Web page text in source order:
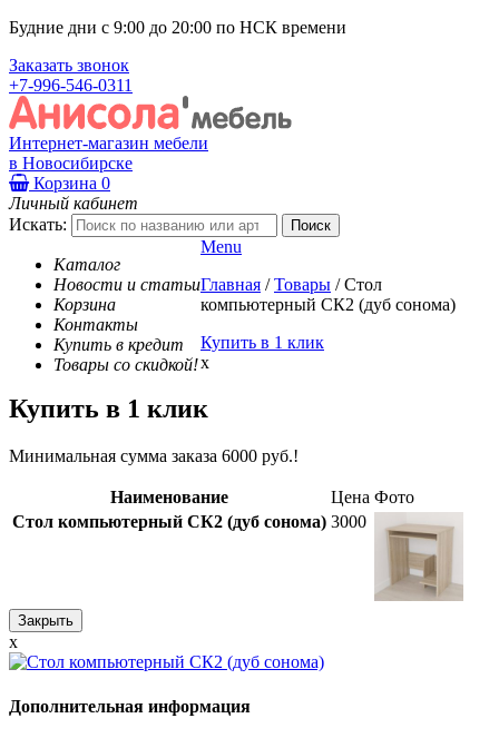
Будние дни с 9:00 до 20:00 по НСК времени
Заказать звонок
+7-996-546-0311
Интернет-магазин мебели
в Новосибирске
Корзина 0
Личный кабинет
Искать:
Каталог
Новости и статьи
Корзина
Контакты
Купить в кредит
Товары со скидкой!
Menu
Главная / Товары / Стол
компьютерный СК2 (дуб сонома)
Купить в 1 клик
x
Купить в 1 клик
Минимальная сумма заказа 6000 руб.!
Наименование Цена Фото
Стол компьютерный СК2 (дуб сонома) 3000
Закрыть
x
Дополнительная информация